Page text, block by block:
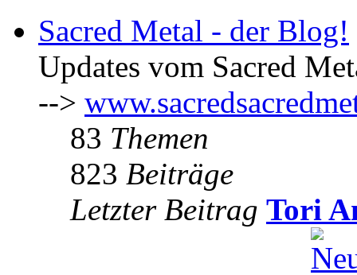
Sacred Metal - der Blog!
Updates vom Sacred
-->
83 Themen
823 Beiträge
Letzter Beitrag Tori